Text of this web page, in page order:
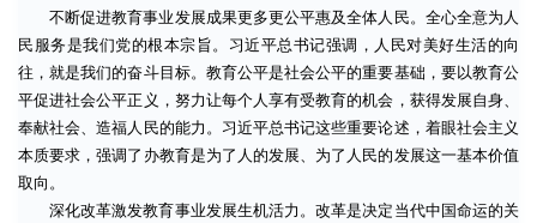
不断促进教育事业发展成果更多更公平惠及全体人民。全心全意为人
民服务是我们党的根本宗旨。习近平总书记强调，人民对美好生活的向
往，就是我们的奋斗目标。教育公平是社会公平的重要基础，要以教育公
平促进社会公平正义，努力让每个人享有受教育的机会，获得发展自身、
奉献社会、造福人民的能力。习近平总书记这些重要论述，着眼社会主义
本质要求，强调了办教育是为了人的发展、为了人民的发展这一基本价值
取向。
深化改革激发教育事业发展生机活力。改革是决定当代中国命运的关